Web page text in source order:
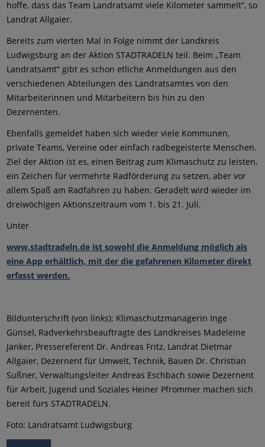
hoffe, dass das Team Landratsamt viele Kilometer sammelt“, so
Landrat Allgaier.
Bereits zum vierten Mal in Folge nimmt der Landkreis
Ludwigsburg an der Aktion STADTRADELN teil. Beim „Team
Landratsamt“ gibt es schon etliche Anmeldungen aus den
verschiedenen Abteilungen des Landratsamtes von den
Mitarbeiterinnen und Mitarbeitern bis hin zu den
Dezernenten.
Ebenfalls gemeldet haben sich wieder viele Kommunen,
private Teams, Vereine oder einfach radbegeisterte Menschen.
Ziel der Aktion ist es, einen Beitrag zum Klimaschutz zu leisten,
ein Zeichen für vermehrte Radförderung zu setzen, aber vor
allem Spaß am Radfahren zu haben. Geradelt wird wieder im
dreiwöchigen Aktionszeitraum vom 1. bis 21. Juli.
Unter
www.stadtradeln.de ist sowohl die Anmeldung möglich als
eine App erhältlich, mit der die gefahrenen Kilometer direkt
erfasst werden.
Bildunterschrift (von links): Klimaschutzmanagerin Inge
Günsel, Radverkehrsbeauftragte des Landkreises Madeleine
Janker, Pressereferent Dr. Andreas Fritz, Landrat Dietmar
Allgaier, Dezernent für Umwelt, Technik, Bauen Dr. Christian
Sußner, Verwaltungsleiter Andreas Eschbach sowie Dezernent
für Arbeit, Jugend und Soziales Heiner Pfrommer machen sich
bereit fürs STADTRADELN.
Foto: Landratsamt Ludwigsburg